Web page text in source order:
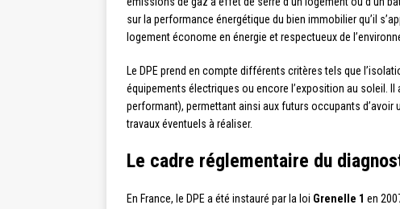
sur la performance énergétique du bien immobilier qu’il
logement économe en énergie et respectueux de
Le DPE prend en compte différents critères tels que
équipements électriques ou encore l’exposition au soleil.
performant), permettant ainsi aux futurs occupants d’avoir
travaux éventuels à réaliser.
Le cadre réglementaire du
En France, le DPE a été instauré par la loi Grenelle 1 en